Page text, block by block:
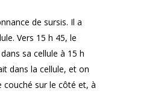
de sursis. Il a
Vers 15 h 45, le
sa cellule à 15 h
dans la cellule, et on
couché sur le côté et, à